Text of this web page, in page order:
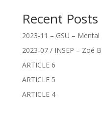
e
:
Recent Posts
2023-11 – GSU –
2023-07 / INSEP – Zoé
ARTICLE 6
ARTICLE 5
ARTICLE 4